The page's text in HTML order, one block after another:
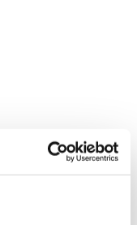
Blogs!